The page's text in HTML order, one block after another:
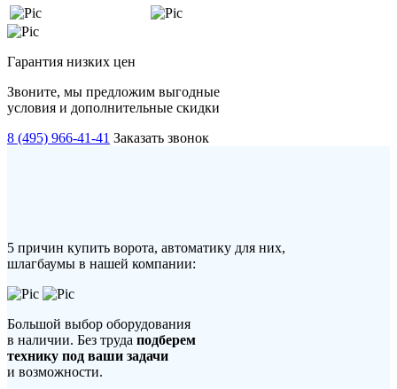
Гарантия низких цен
Звоните, мы предложим выгодные
условия и дополнительные скидки
8 (495) 966-41-41 Заказать звонок
5 причин купить ворота, автоматику для них,
шлагбаумы в нашей компании:
Большой выбор оборудования
в наличии. Без труда подберем
технику под ваши задачи
и возможности.